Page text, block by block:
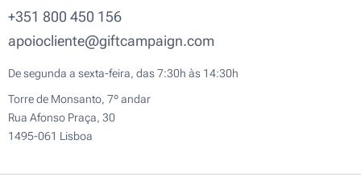
+351 800 450 156
apoiocliente@giftcampaign.com
De segunda a sexta-feira, das 7:30h às 14:30h
Torre de Monsanto, 7º andar
Rua Afonso Praça, 30
1495-061 Lisboa